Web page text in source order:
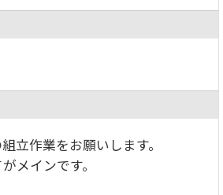
立作業をお願いします。
メインです。